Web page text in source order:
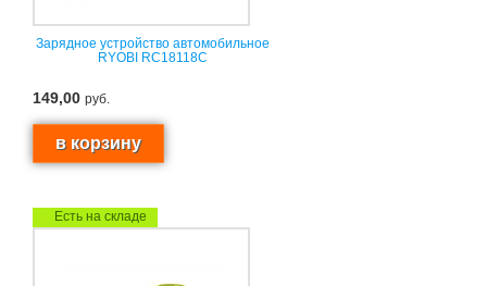
Зарядное устройство автомобильное
RYOBI RC18118C
149,00 руб.
Есть на складе